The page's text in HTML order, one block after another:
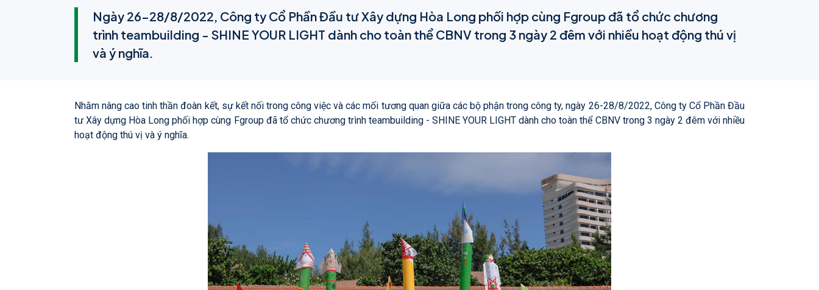
Ngày 26-28/8/2022, Công ty Cổ Phần Đầu tư Xây dựng Hòa Long phối hợp cùng Fgroup đã tổ chức chương
trình teambuilding - SHINE YOUR LIGHT dành cho toàn thể CBNV trong 3 ngày 2 đêm với nhiều hoạt động thú vị
và ý nghĩa.
Nhằm nâng cao tinh thần đoàn kết, sự kết nối trong công việc và các mối tương quan giữa các bộ phận trong công ty, ngày 26-28/8/2022, Công ty Cổ Phần Đầu
tư Xây dựng Hòa Long phối hợp cùng Fgroup đã tổ chức chương trình teambuilding - SHINE YOUR LIGHT dành cho toàn thể CBNV trong 3 ngày 2 đêm với nhiều
hoạt động thú vị và ý nghĩa.